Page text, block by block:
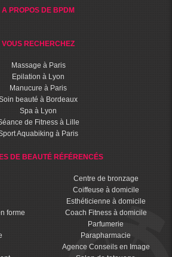
A PROPOS DE BPDM
VOUS RECHERCHEZ
Massage à Paris
Epilation à Lyon
Manucure à Paris
beauté à Bordeaux
Spa à Lyon
de Fitness à Lille
Aquabiking à Paris
DE BEAUTÉ RÉFÉRENCÉS
forme
Centre de bronzage
Coiffeuse à domicile
Esthéticienne à domicile
Coach Fitness à domicile
Parfumerie
Parapharmacie
Agence Conseils en Image